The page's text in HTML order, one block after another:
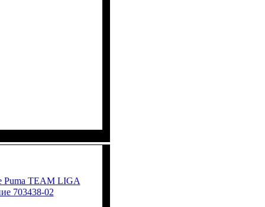
Puma TEAM LIGA
703438-02